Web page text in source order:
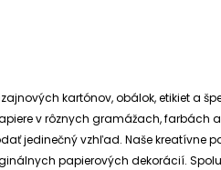
kartónov, obálok, etikiet a
v rôznych gramážach, farbách
jedinečný vzhľad. Naše kreatívne
papierových dekorácií.